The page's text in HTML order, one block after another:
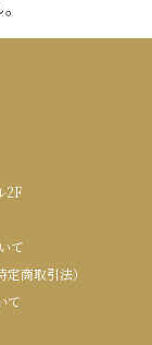
2F
て
商取引法）
て